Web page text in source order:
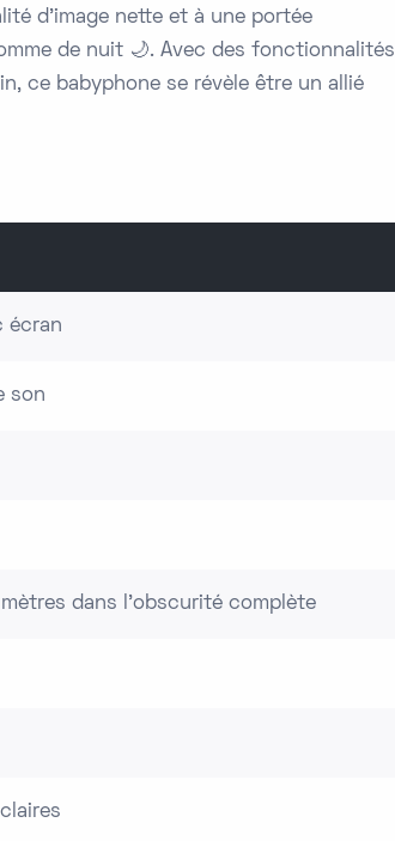
d'image nette et à une portée
de nuit 🌙. Avec des fonctionnalités
ce babyphone se révèle être un allié
écran
son
dans l'obscurité complète